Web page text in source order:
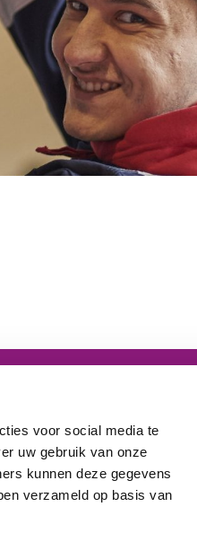
voor social media te
uw gebruik van onze
kunnen deze gegevens
verzameld op basis van
Ook lid
School